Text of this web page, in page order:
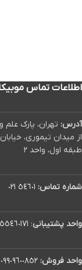
اطلاعات تماس
آدرس: تهران، پارک علم
طبقه اول، واحد ۲
شماره تماس: ٥٤٦٠١ ٠٢١
واحد پشتیبانی:
واحد فروش: ٠٩٩٠٩٦٠٠٨٥٢